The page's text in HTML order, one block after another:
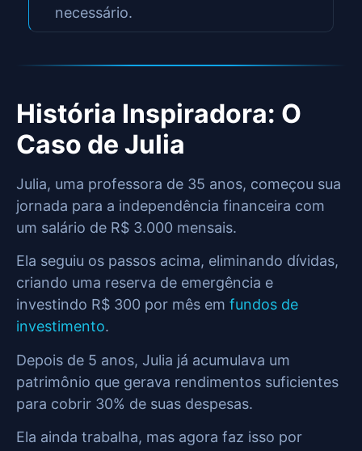
necessário.
História Inspiradora: O
Caso de Julia
Julia, uma professora de 35 anos, começou sua
jornada para a independência financeira com
um salário de R$ 3.000 mensais.
Ela seguiu os passos acima, eliminando dívidas,
criando uma reserva de emergência e
investindo R$ 300 por mês em fundos de
investimento.
Depois de 5 anos, Julia já acumulava um
patrimônio que gerava rendimentos suficientes
para cobrir 30% de suas despesas.
Ela ainda trabalha, mas agora faz isso por